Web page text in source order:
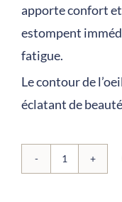
apporte confort et
estompent
fatigue.
Le contour de
éclatant de
quantité